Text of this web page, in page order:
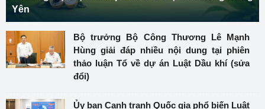
Yên
Bộ trưởng Bộ Công Thương Lê Mạnh
Hùng giải đáp nhiều nội dung tại phiên
thảo luận Tổ về dự án Luật Dầu khí (sửa
đổi)
Ủy ban Cạnh tranh Quốc gia phổ biến Luật